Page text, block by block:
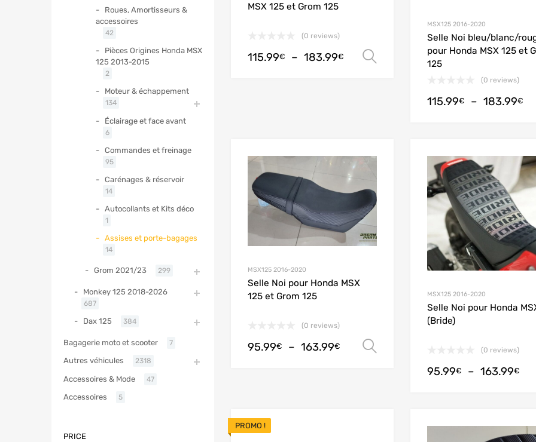
MSX 125 et Grom 125
(0 reviews)
115.99€ – 183.99€ Choix des options
MSX125 2016-2020
Selle Noi bleu/blanc/
pour Honda MSX 125 et
125
(0 reviews)
115.99€ – 183.99€
Add to Wishlist
Add to Compare
MSX125 2016-2020
Selle Noi pour Honda MSX
125 et Grom 125
(0 reviews)
95.99€ – 163.99€
MSX125 2016-2020
Selle Noi pour Honda
(Bride)
(0 reviews)
95.99€ – 163.99€
PROMO !
Roues, Amortisseurs &
accessoires
42
Pièces Origines Honda MSX
125 2013-2015
2
Moteur & échappement
134
Éclairage et face avant
6
Commandes et freinage
95
Carénages & réservoir
14
Autocollants et Kits déco
1
Assises et porte-bagages
14
Grom 2021/23 299
Monkey 125 2018-2026
687
Dax 125 384
Bagagerie moto et scooter 7
Autres véhicules 2318
Accessoires & Mode 47
Accessoires 5
PRICE